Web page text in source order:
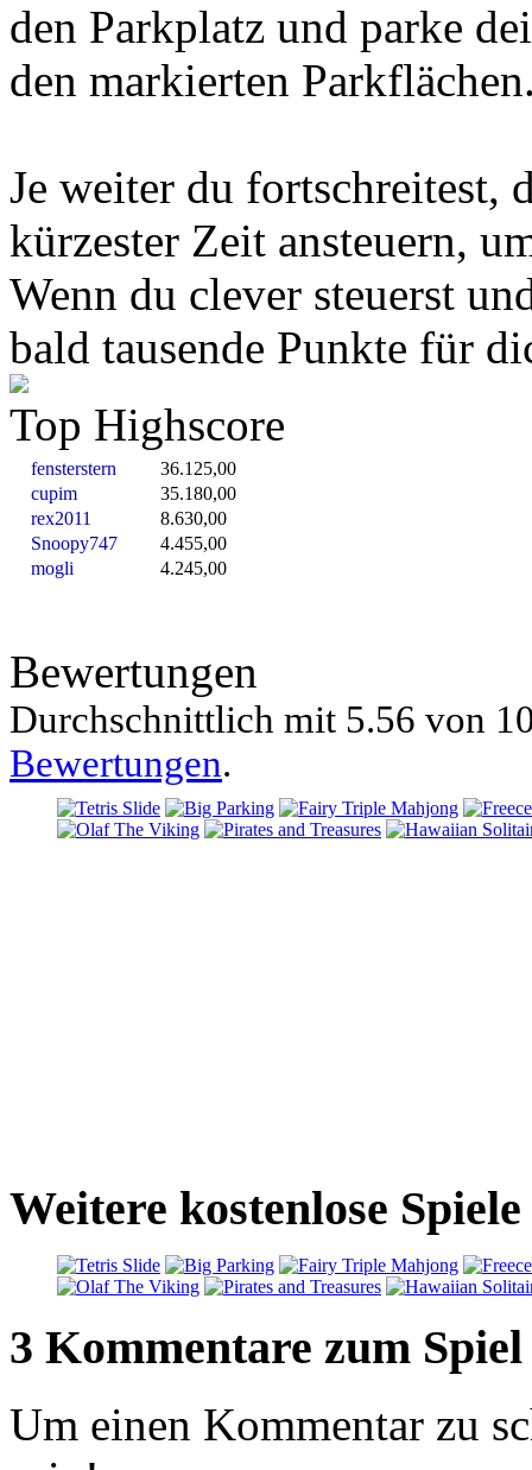
den Parkplatz und parke
den markierten
Je weiter du fortschreitest,
kürzester Zeit ansteuern,
Wenn du clever steuerst
bald tausende Punkte für
Top Highscore
fensterstern
36.125,00
cupim
35.180,00
rex2011
8.630,00
Snoopy747
4.455,00
mogli
4.245,00
Bewertungen
Durchschnittlich mit 5.56 von
Bewertungen.
Weitere kostenlose
3 Kommentare zum Spiel
Um einen Kommentar zu